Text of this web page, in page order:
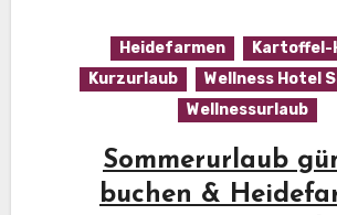
Heidefarmen
Kartoffel-
Kurzurlaub
Wellness Hotel
Wellnessurlaub
Sommerurlaub
buchen &